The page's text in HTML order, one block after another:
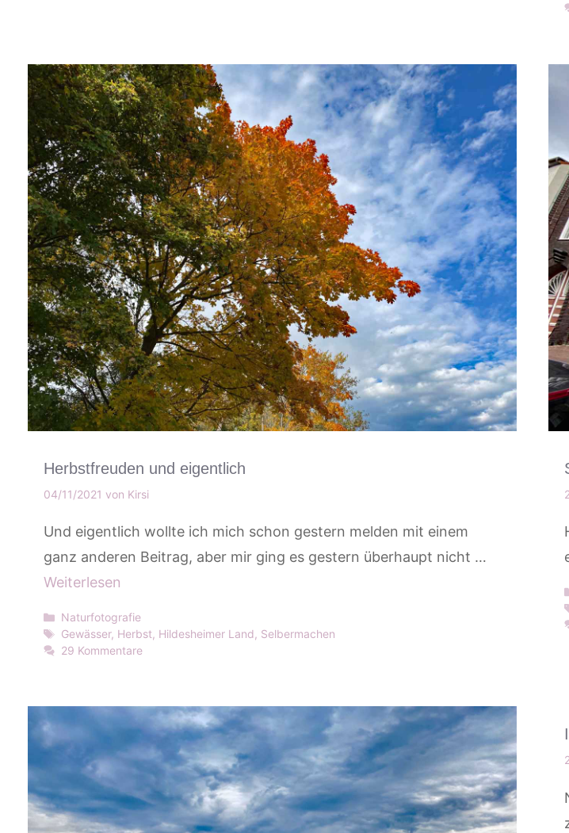
Herbstfreuden und eigentlich
04/11/2021 von Kirsi
Und eigentlich wollte ich mich schon gestern melden mit einem
ganz anderen Beitrag, aber mir ging es gestern überhaupt nicht …
Weiterlesen
Kategorien
Naturfotografie
Schlagwörter
Gewässer, Herbst, Hildesheimer Land, Selbermachen
29 Kommentare